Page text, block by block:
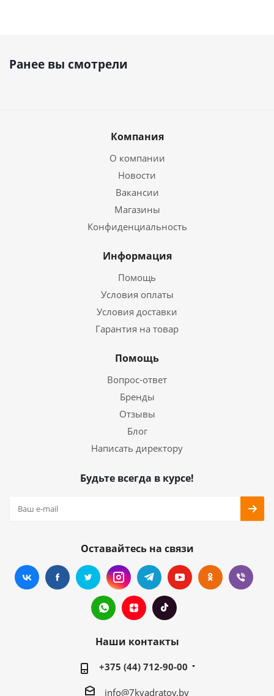
Ранее вы смотрели
Компания
О компании
Новости
Вакансии
Магазины
Конфиденциальность
Информация
Помощь
Условия оплаты
Условия доставки
Гарантия на товар
Помощь
Вопрос-ответ
Бренды
Отзывы
Блог
Написать директору
Будьте всегда в курсе!
Оставайтесь на связи
Наши контакты
+375 (44) 712-90-00
info@7kvadratov.by